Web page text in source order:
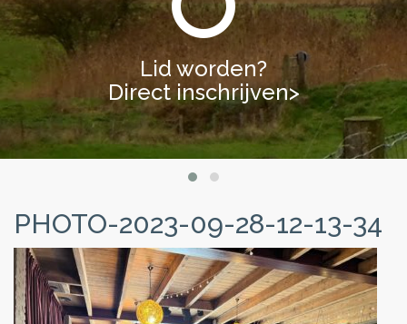
Lid worden?
Direct inschrijven>
Lid worden?
Direct inschrijven>
PHOTO-2023-09-28-12-13-34